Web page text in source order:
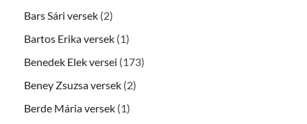
Bars Sári versek (2)
Bartos Erika versek (1)
Benedek Elek versei (173)
Beney Zsuzsa versek (2)
Berde Mária versek (1)